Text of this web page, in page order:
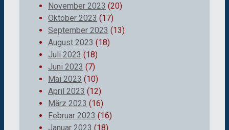
November 2023 (20)
Oktober 2023 (17)
September 2023 (13)
August 2023 (18)
Juli 2023 (18)
Juni 2023 (7)
Mai 2023 (10)
April 2023 (12)
März 2023 (16)
Februar 2023 (16)
Januar 2023 (18)